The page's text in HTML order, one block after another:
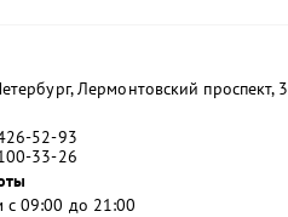
Лермонтовский проспект,
52-93
33-26
с 09:00 до 21:00